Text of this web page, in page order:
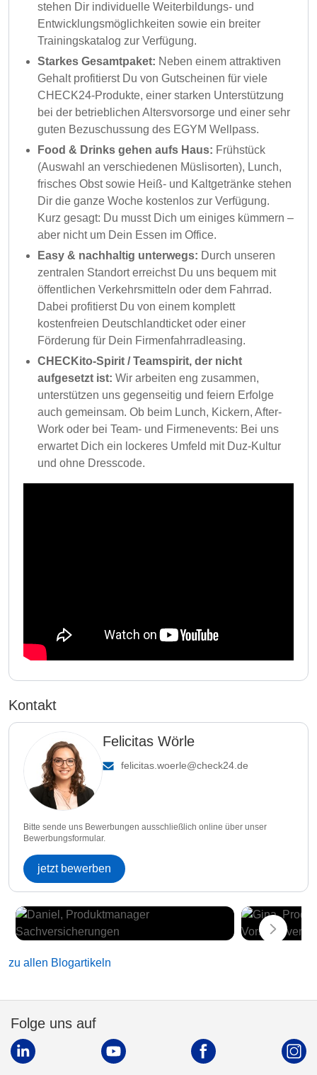
stehen Dir individuelle Weiterbildungs- und
Entwicklungsmöglichkeiten sowie ein breiter
Trainingskatalog zur Verfügung.
Starkes Gesamtpaket: Neben einem attraktiven
Gehalt profitierst Du von Gutscheinen für viele
CHECK24-Produkte, einer starken Unterstützung
bei der betrieblichen Altersvorsorge und einer sehr
guten Bezuschussung des EGYM Wellpass.
Food & Drinks gehen aufs Haus: Frühstück
(Auswahl an verschiedenen Müslisorten), Lunch,
frisches Obst sowie Heiß- und Kaltgetränke stehen
Dir die ganze Woche kostenlos zur Verfügung.
Kurz gesagt: Du musst Dich um einiges kümmern –
aber nicht um Dein Essen im Office.
Easy & nachhaltig unterwegs: Durch unseren
zentralen Standort erreichst Du uns bequem mit
öffentlichen Verkehrsmitteln oder dem Fahrrad.
Dabei profitierst Du von einem komplett
kostenfreien Deutschlandticket oder einer
Förderung für Dein Firmenfahrradleasing.
CHECKito-Spirit / Teamspirit, der nicht
aufgesetzt ist: Wir arbeiten eng zusammen,
unterstützen uns gegenseitig und feiern Erfolge
auch gemeinsam. Ob beim Lunch, Kickern, After-
Work oder bei Team- und Firmenevents: Bei uns
erwartet Dich ein lockeres Umfeld mit Duz-Kultur
und ohne Dresscode.
Kontakt
Felicitas Wörle
felicitas.woerle@check24.de
Bitte sende uns Bewerbungen ausschließlich online über unser
Bewerbungsformular.
jetzt bewerben
zu allen Blogartikeln
Folge uns auf